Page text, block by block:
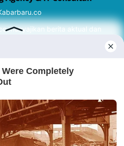
menyajikan berita aktual dan
dari sumber yang tepat.
Kabarbaru